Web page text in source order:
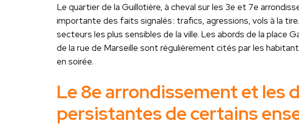
Le quartier de la Guillotière, à cheval sur les 3e et 7e
importante des faits signalés : trafics, agressions, vols à la tire…
secteurs les plus sensibles de la ville. Les abords de la place
de la rue de Marseille sont régulièrement cités par les
en soirée.
Le 8e arrondissement et les
persistantes de certains